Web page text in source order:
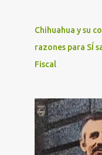
Chihuahua y su
razones para SÍ
Fiscal